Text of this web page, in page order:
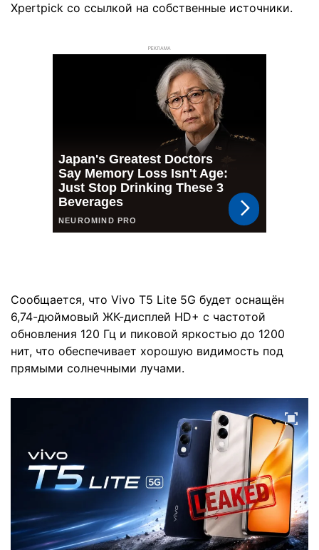
Xpertpick со ссылкой на собственные источники.
РЕКЛАМА
Сообщается, что Vivo T5 Lite 5G будет оснащён
6,74-дюймовый ЖК-дисплей HD+ с частотой
обновления 120 Гц и пиковой яркостью до 1200
нит, что обеспечивает хорошую видимость под
прямыми солнечными лучами.